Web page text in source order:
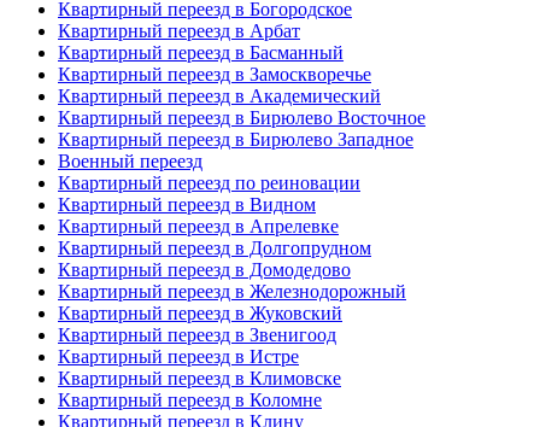
Квартирный переезд в Богородское
Квартирный переезд в Арбат
Квартирный переезд в Басманный
Квартирный переезд в Замоскворечье
Квартирный переезд в Академический
Квартирный переезд в Бирюлево Восточное
Квартирный переезд в Бирюлево Западное
Военный переезд
Квартирный переезд по реиновации
Квартирный переезд в Видном
Квартирный переезд в Апрелевке
Квартирный переезд в Долгопрудном
Квартирный переезд в Домодедово
Квартирный переезд в Железнодорожный
Квартирный переезд в Жуковский
Квартирный переезд в Звенигоод
Квартирный переезд в Истре
Квартирный переезд в Климовске
Квартирный переезд в Коломне
Квартирный переезд в Клину